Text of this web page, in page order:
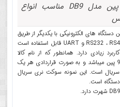
کانکتور نری سریال 9 پین مدل DB9 مناسب انواع
دستگاه های الکترونیکی با یکدیگر از طریق
انواع پروتکل های سریال نظیر RS232 ، RS485 و UART قابل استفاده است
زیادی دارد. همانطور که از نام کالا
مشخص است این سوکت دارای 9 پین میباشد و به صورت قراردادی هر یک
است. این نمونه سوکت نری سریال
است.